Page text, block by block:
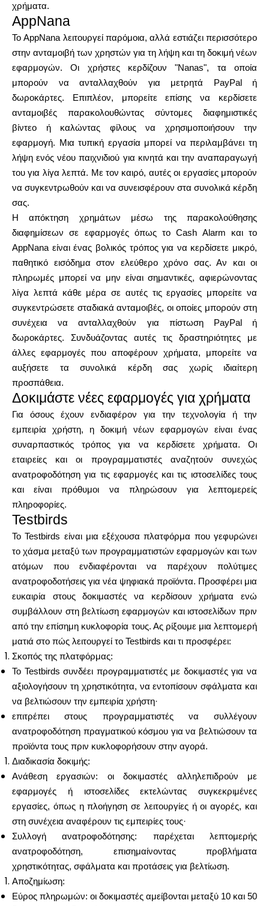
χρήματα.
AppNana
Το AppNana λειτουργεί παρόμοια, αλλά εστιάζει περισσότερο
στην ανταμοιβή των χρηστών για τη λήψη και τη δοκιμή νέων
εφαρμογών. Οι χρήστες κερδίζουν "Nanas", τα οποία
μπορούν να ανταλλαχθούν για μετρητά PayPal ή
δωροκάρτες. Επιπλέον, μπορείτε επίσης να κερδίσετε
ανταμοιβές παρακολουθώντας σύντομες διαφημιστικές
βίντεο ή καλώντας φίλους να χρησιμοποιήσουν την
εφαρμογή. Μια τυπική εργασία μπορεί να περιλαμβάνει τη
λήψη ενός νέου παιχνιδιού για κινητά και την αναπαραγωγή
του για λίγα λεπτά. Με τον καιρό, αυτές οι εργασίες μπορούν
να συγκεντρωθούν και να συνεισφέρουν στα συνολικά κέρδη
σας.
Η απόκτηση χρημάτων μέσω της παρακολούθησης
διαφημίσεων σε εφαρμογές όπως το Cash Alarm και το
AppNana είναι ένας βολικός τρόπος για να κερδίσετε μικρό,
παθητικό εισόδημα στον ελεύθερο χρόνο σας. Αν και οι
πληρωμές μπορεί να μην είναι σημαντικές, αφιερώνοντας
λίγα λεπτά κάθε μέρα σε αυτές τις εργασίες μπορείτε να
συγκεντρώσετε σταδιακά ανταμοιβές, οι οποίες μπορούν στη
συνέχεια να ανταλλαχθούν για πίστωση PayPal ή
δωροκάρτες. Συνδυάζοντας αυτές τις δραστηριότητες με
άλλες εφαρμογές που αποφέρουν χρήματα, μπορείτε να
αυξήσετε τα συνολικά κέρδη σας χωρίς ιδιαίτερη
προσπάθεια.
Δοκιμάστε νέες εφαρμογές για χρήματα
Για όσους έχουν ενδιαφέρον για την τεχνολογία ή την
εμπειρία χρήστη, η δοκιμή νέων εφαρμογών είναι ένας
συναρπαστικός τρόπος για να κερδίσετε χρήματα. Οι
εταιρείες και οι προγραμματιστές αναζητούν συνεχώς
ανατροφοδότηση για τις εφαρμογές και τις ιστοσελίδες τους
και είναι πρόθυμοι να πληρώσουν για λεπτομερείς
πληροφορίες.
Testbirds
Το Testbirds είναι μια εξέχουσα πλατφόρμα που γεφυρώνει
το χάσμα μεταξύ των προγραμματιστών εφαρμογών και των
ατόμων που ενδιαφέρονται να παρέχουν πολύτιμες
ανατροφοδοτήσεις για νέα ψηφιακά προϊόντα. Προσφέρει μια
ευκαιρία στους δοκιμαστές να κερδίσουν χρήματα ενώ
συμβάλλουν στη βελτίωση εφαρμογών και ιστοσελίδων πριν
από την επίσημη κυκλοφορία τους. Ας ρίξουμε μια λεπτομερή
ματιά στο πώς λειτουργεί το Testbirds και τι προσφέρει:
Σκοπός της πλατφόρμας:
Το Testbirds συνδέει προγραμματιστές με δοκιμαστές για να
αξιολογήσουν τη χρηστικότητα, να εντοπίσουν σφάλματα και
να βελτιώσουν την εμπειρία χρήστη·
επιτρέπει στους προγραμματιστές να συλλέγουν
ανατροφοδότηση πραγματικού κόσμου για να βελτιώσουν τα
προϊόντα τους πριν κυκλοφορήσουν στην αγορά.
Διαδικασία δοκιμής:
Ανάθεση εργασιών: οι δοκιμαστές αλληλεπιδρούν με
εφαρμογές ή ιστοσελίδες εκτελώντας συγκεκριμένες
εργασίες, όπως η πλοήγηση σε λειτουργίες ή οι αγορές, και
στη συνέχεια αναφέρουν τις εμπειρίες τους·
Συλλογή ανατροφοδότησης: παρέχεται λεπτομερής
ανατροφοδότηση, επισημαίνοντας προβλήματα
χρηστικότητας, σφάλματα και προτάσεις για βελτίωση.
Αποζημίωση:
Εύρος πληρωμών: οι δοκιμαστές αμείβονται μεταξύ 10 και 50